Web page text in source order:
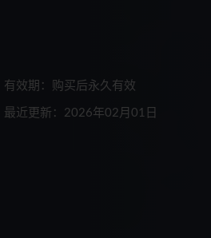
有效期：购买后永久有效
最近更新：2026年02月01日